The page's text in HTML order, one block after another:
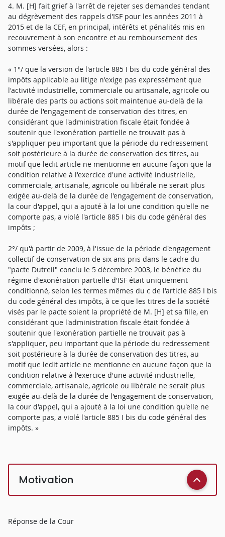
4. M. [H] fait grief à l'arrêt de rejeter ses demandes tendant
au dégrèvement des rappels d'ISF pour les années 2011 à
2015 et de la CEF, en principal, intérêts et pénalités mis en
recouvrement à son encontre et au remboursement des
sommes versées, alors :
« 1°/ que la version de l'article 885 I bis du code général des
impôts applicable au litige n'exige pas expressément que
l'activité industrielle, commerciale ou artisanale, agricole ou
libérale des parts ou actions soit maintenue au-delà de la
durée de l'engagement de conservation des titres, en
considérant que l'administration fiscale était fondée à
soutenir que l'exonération partielle ne trouvait pas à
s'appliquer peu important que la période du redressement
soit postérieure à la durée de conservation des titres, au
motif que ledit article ne mentionne en aucune façon que la
condition relative à l'exercice d'une activité industrielle,
commerciale, artisanale, agricole ou libérale ne serait plus
exigée au-delà de la durée de l'engagement de conservation,
la cour d'appel, qui a ajouté à la loi une condition qu'elle ne
comporte pas, a violé l'article 885 I bis du code général des
impôts ;
2°/ qu'à partir de 2009, à l'issue de la période d'engagement
collectif de conservation de six ans pris dans le cadre du
"pacte Dutreil" conclu le 5 décembre 2003, le bénéfice du
régime d'exonération partielle d'ISF était uniquement
conditionné, selon les termes mêmes du c de l'article 885 I bis
du code général des impôts, à ce que les titres de la société
visés par le pacte soient la propriété de M. [H] et sa fille, en
considérant que l'administration fiscale était fondée à
soutenir que l'exonération partielle ne trouvait pas à
s'appliquer, peu important que la période du redressement
soit postérieure à la durée de conservation des titres, au
motif que ledit article ne mentionne en aucune façon que la
condition relative à l'exercice d'une activité industrielle,
commerciale, artisanale, agricole ou libérale ne serait plus
exigée au-delà de la durée de l'engagement de conservation,
la cour d'appel, qui a ajouté à la loi une condition qu'elle ne
comporte pas, a violé l'article 885 I bis du code général des
impôts. »
Motivation
Réponse de la Cour